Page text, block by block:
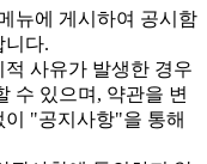
뉴에 게시하여 공시함
니다.
사유가 발생한 경우
수 있으며, 약관을 변
"공지사항"을 통해